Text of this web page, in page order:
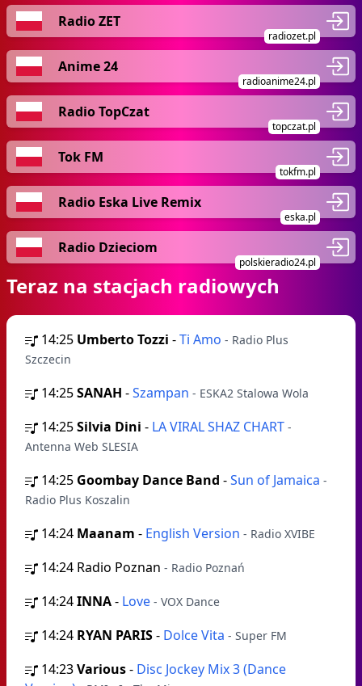
Radio ZET
radiozet.pl
Anime 24
radioanime24.pl
Radio TopCzat
topczat.pl
Tok FM
tokfm.pl
Radio Eska Live Remix
eska.pl
Radio Dzieciom
polskieradio24.pl
Teraz na stacjach radiowych
14:25 Umberto Tozzi -Ti Amo - Radio Plus
Szczecin
14:25SANAH -Szampan - ESKA2 Stalowa Wola
14:25Silvia Dini - LA VIRAL SHAZ CHART -
Antenna Web SLESIA
14:25 Goombay Dance Band -Sun of Jamaica -
Radio Plus Koszalin
14:24 Maanam - English Version - Radio XVIBE
14:24 Radio Poznan - Radio Poznań
14:24INNA- Love - VOX Dance
14:24 RYAN PARIS- Dolce Vita - Super FM
14:23Various- Disc Jockey Mix 3 (Dance